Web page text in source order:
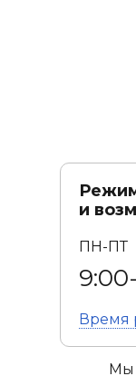
и
ПН-ПТ
Время
Мы